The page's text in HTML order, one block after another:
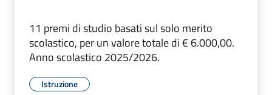
11 premi di studio basati sul solo merito
scolastico, per un valore totale di € 6.000,00.
Anno scolastico 2025/2026.
Istruzione